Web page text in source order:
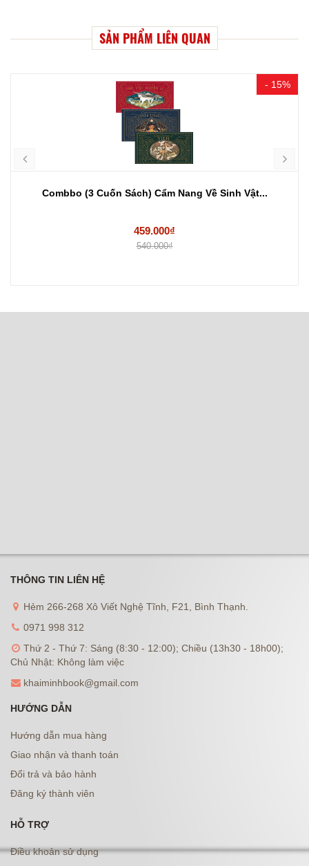
SẢN PHẨM LIÊN QUAN
- 15%
Combbo (3 Cuốn Sách) Cẩm Nang Về Sinh Vật...
459.000₫
540.000₫
THÔNG TIN LIÊN HỆ
Hẻm 266-268 Xô Viết Nghệ Tĩnh, F21, Bình Thạnh.
0971 998 312
Thứ 2 - Thứ 7: Sáng (8:30 - 12:00); Chiều (13h30 - 18h00);
Chủ Nhật: Không làm việc
khaiminhbook@gmail.com
HƯỚNG DẪN
Hướng dẫn mua hàng
Giao nhận và thanh toán
Đổi trả và bảo hành
Đăng ký thành viên
HỖ TRỢ
Điều khoản sử dụng